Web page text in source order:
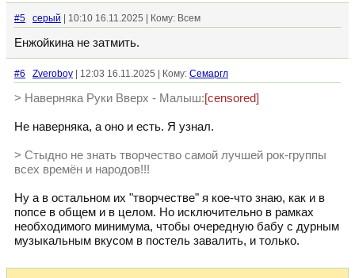
#5 серый | 10:10 16.11.2025 | Кому: Всем
Енжойкина не затмить.
#6 Zveroboy | 12:03 16.11.2025 | Кому: Семаргл
> Наверняка Руки Вверх - Малыш:[censored]
Не наверняка, а оно и есть. Я узнал.
> Стыдно не знать творчество самой лучшей рок-группы
всех времён и народов!!!
Ну а в остальном их "творчестве" я кое-что знаю, как и в
попсе в общем и в целом. Но исключительно в рамках
необходимого минимума, чтобы очередную бабу с дурным
музыкальным вкусом в постель завалить, и только.